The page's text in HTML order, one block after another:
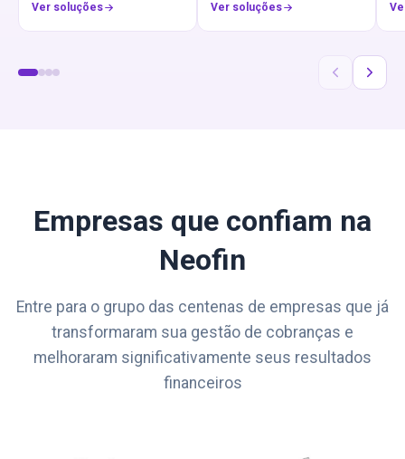
Ver soluções Ver soluções
Empresas que confiam na
Neofin
Entre para o grupo das centenas de empresas que já
transformaram sua gestão de cobranças e
melhoraram significativamente seus resultados
financeiros